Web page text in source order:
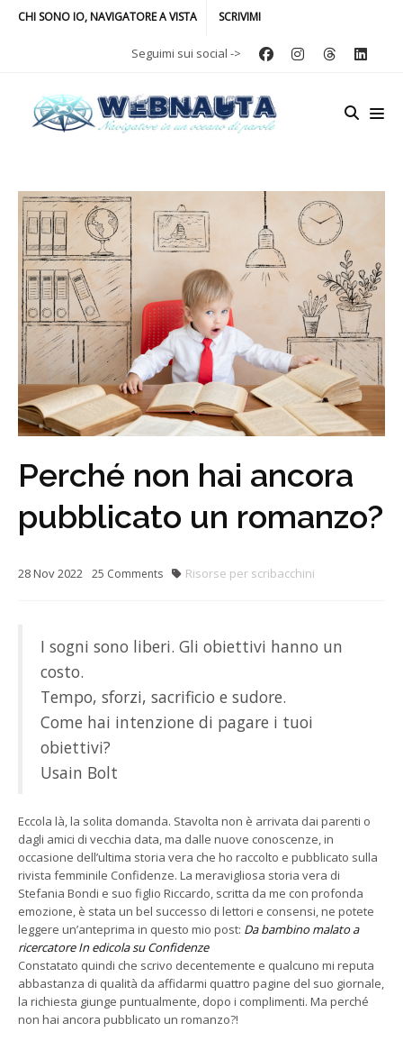
CHI SONO IO, NAVIGATORE A VISTA SCRIVIMI
Seguimi sui social ->
Perché non hai ancora
pubblicato un romanzo?
28Nov2022 25 Comments Risorse per scribacchini
I sogni sono liberi. Gli obiettivi hanno un
costo.
Tempo, sforzi, sacrificio e sudore.
Come hai intenzione di pagare i tuoi
obiettivi?
Usain Bolt
Eccola là, la solita domanda. Stavolta non è arrivata dai parenti o
dagli amici di vecchia data, ma dalle nuove conoscenze, in
occasione dell’ultima storia vera che ho raccolto e pubblicato sulla
rivista femminile Confidenze. La meravigliosa storia vera di
Stefania Bondi e suo figlio Riccardo, scritta da me con profonda
emozione, è stata un bel successo di lettori e consensi, ne potete
leggere un’anteprima in questo mio post: Da bambino malato a
ricercatore In edicola su Confidenze
Constatato quindi che scrivo decentemente e qualcuno mi reputa
abbastanza di qualità da affidarmi quattro pagine del suo giornale,
la richiesta giunge puntualmente, dopo i complimenti. Ma perché
non hai ancora pubblicato un romanzo?!